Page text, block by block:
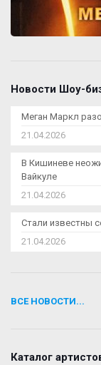
Новости Шоу-
Меган Маркл
21.04.2026
В Кишиневе
Вайкуле
21.04.2026
Стали известны
21.04.2026
ВСЕ НОВОСТИ...
Каталог